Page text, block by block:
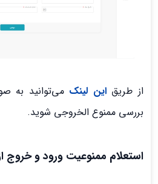
از طریقاین لینک می‌توانید به
بررسی ممنوع الخروجی شوید.
استعلام ممنوعیت ورود و خروج